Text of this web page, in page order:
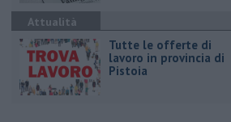
Attualità
​Tutte le offerte di
lavoro in provincia di
Pistoia